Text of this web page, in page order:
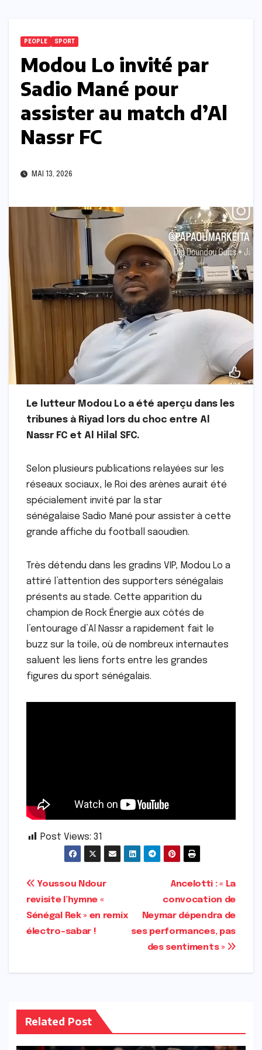
PEOPLE SPORT
Modou Lo invité par
Sadio Mané pour
assister au match d’Al
Nassr FC
MAI 13, 2026
Le lutteur Modou Lo a été aperçu dans les
tribunes à Riyad lors du choc entre Al
Nassr FC et Al Hilal SFC.
Selon plusieurs publications relayées sur les
réseaux sociaux, le Roi des arènes aurait été
spécialement invité par la star
sénégalaise Sadio Mané pour assister à cette
grande affiche du football saoudien.
Très détendu dans les gradins VIP, Modou Lo a
attiré l’attention des supporters sénégalais
présents au stade. Cette apparition du
champion de Rock Énergie aux côtés de
l’entourage d’Al Nassr a rapidement fait le
buzz sur la toile, où de nombreux internautes
saluent les liens forts entre les grandes
figures du sport sénégalais.
Post Views: 31
Navigation
de
l’article
Ancelotti : « La
convocation de
Neymar dépendra de
ses performances, pas
des sentiments »
Youssou Ndour
revisite l’hymne «
Sénégal Rek » en remix
électro-sabar !
Related Post